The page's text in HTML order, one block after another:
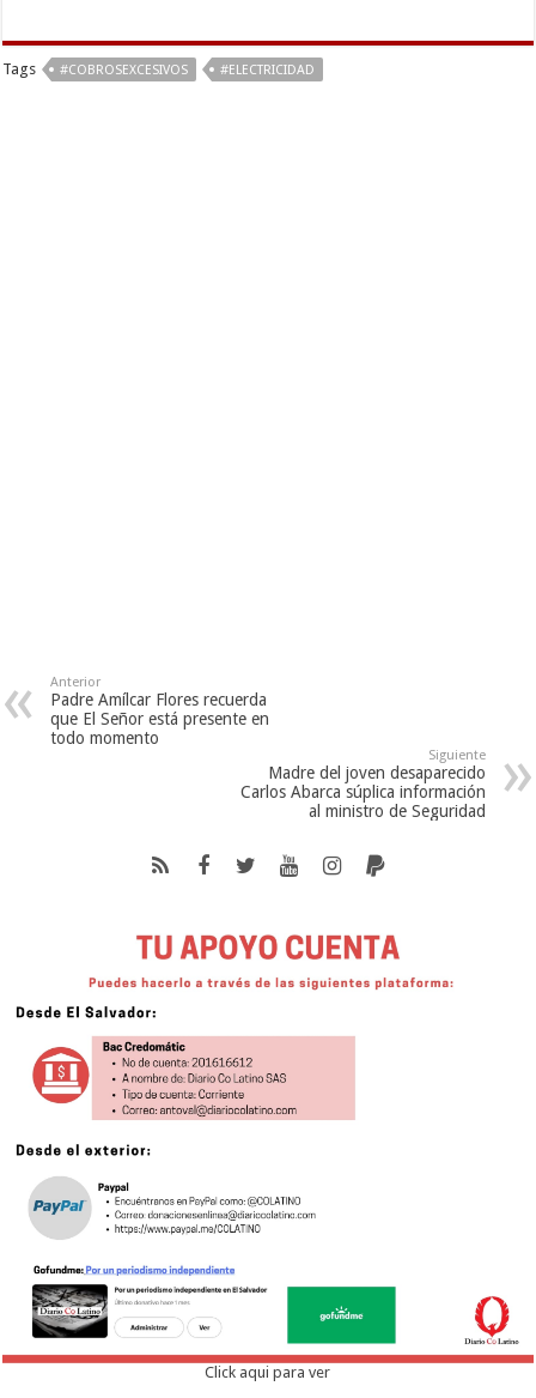
Tags #COBROSEXCESIVOS #ELECTRICIDAD
Anterior
Padre Amílcar Flores recuerda
que El Señor está presente en
todo momento
Siguiente
Madre del joven desaparecido
Carlos Abarca súplica información
al ministro de Seguridad
Click aqui para ver